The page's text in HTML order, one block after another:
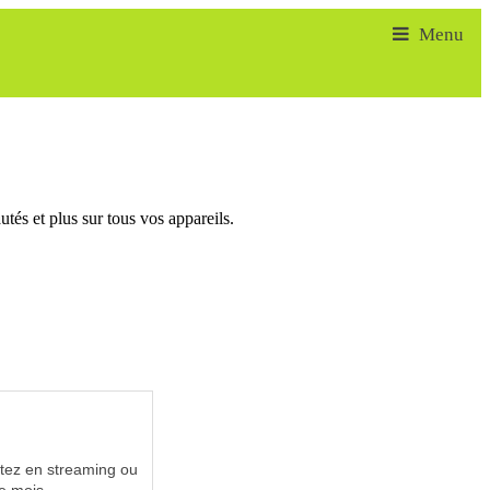
et plus sur tous vos appareils.
en streaming ou